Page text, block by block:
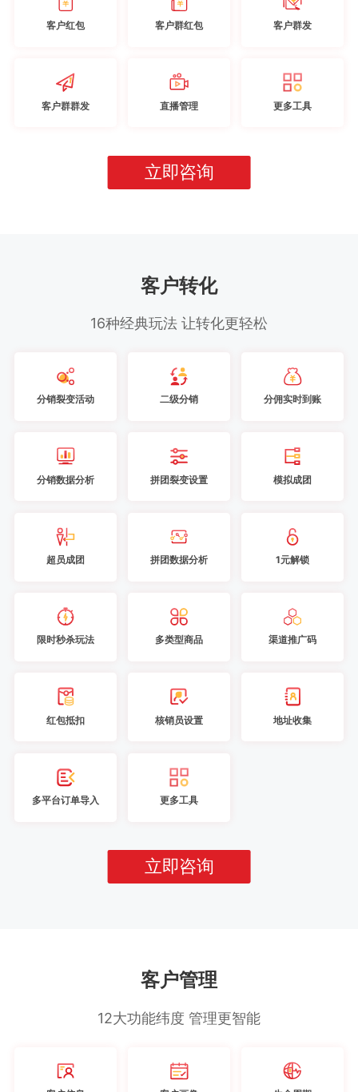
客户红包 客户群红包 客户群发
客户群群发 直播管理 更多工具
立即咨询
客户转化
16种经典玩法 让转化更轻松
分销裂变活动 二级分销 分佣实时到账
分销数据分析 拼团裂变设置 模拟成团
超员成团 拼团数据分析 1元解锁
限时秒杀玩法 多类型商品 渠道推广码
红包抵扣 核销员设置 地址收集
多平台订单导入 更多工具
立即咨询
客户管理
12大功能纬度 管理更智能